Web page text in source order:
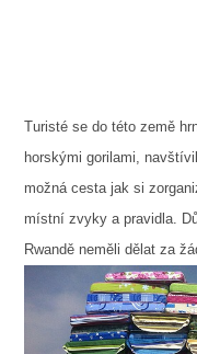
Turisté se do této země
horskými gorilami,
možná cesta jak si
místní zvyky a pravidla.
Rwandě neměli dělat za